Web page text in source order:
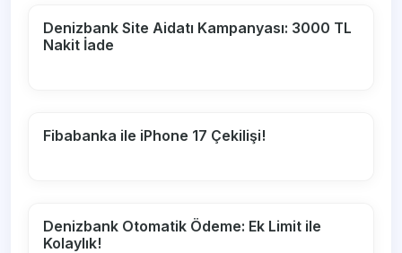
Denizbank Site Aidatı Kampanyası: 3000 TL
Nakit İade
Fibabanka ile iPhone 17 Çekilişi!
Denizbank Otomatik Ödeme: Ek Limit ile
Kolaylık!